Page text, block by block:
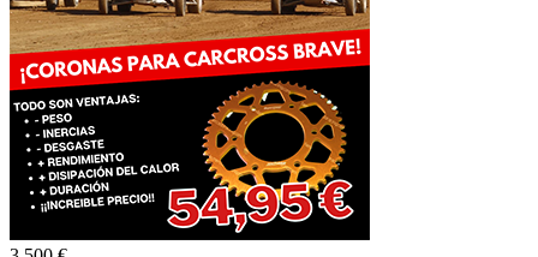
Autor: